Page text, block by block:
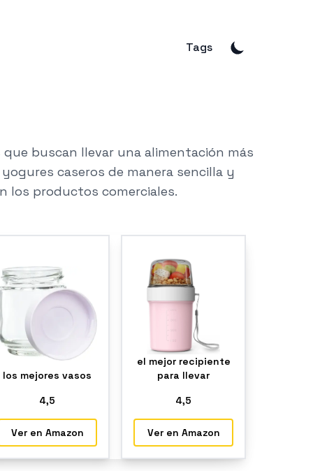
Tags
buscan llevar una alimentación más
caseros de manera sencilla y
los productos comerciales.
los mejores vasos
4,5
Ver en Amazon
el mejor recipiente
para llevar
4,5
Ver en Amazon